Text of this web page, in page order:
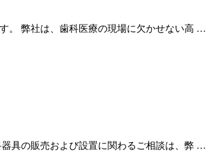
。 弊社は、歯科医療の現場に欠かせない高 …
具の販売および設置に関わるご相談は、弊 …